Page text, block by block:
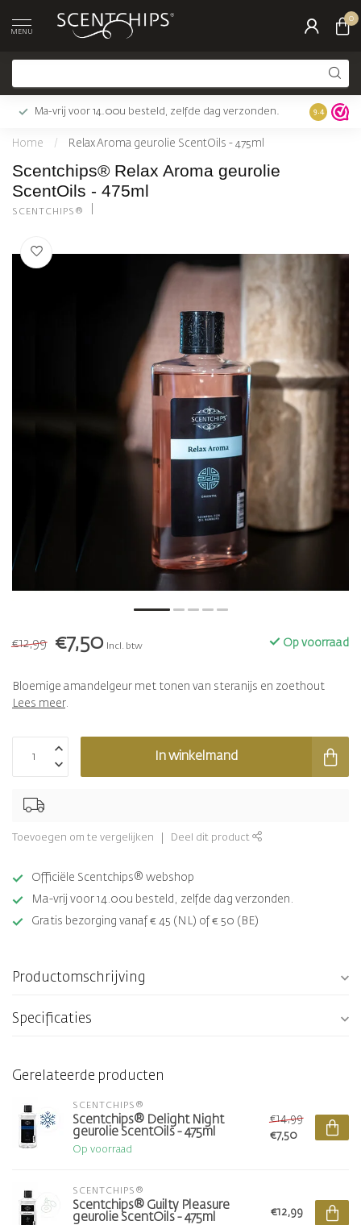
MENU
0
Ma-vrij voor 14.00u besteld, zelfde dag verzonden. Gratis
9.4
Home / Relax Aroma geurolie ScentOils - 475ml
Scentchips® Relax Aroma geurolie
ScentOils - 475ml
SCENTCHIPS®
€12,99 €7,50 Incl. btw Op voorraad
Bloemige amandelgeur met tonen van steranijs en zoethout
Lees meer.
In winkelmand
Toevoegen om te vergelijken Deel dit product
Officiële Scentchips® webshop
Ma-vrij voor 14.00u besteld, zelfde dag verzonden.
Gratis bezorging vanaf € 45 (NL) of € 50 (BE)
Productomschrijving
Specificaties
Gerelateerde producten
SCENTCHIPS®
Scentchips® Delight Night
geurolie ScentOils - 475ml
Op voorraad
€14,99
€7,50
SCENTCHIPS®
Scentchips® Guilty Pleasure
geurolie ScentOils - 475ml
€12,99